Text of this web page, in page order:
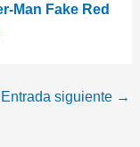
Man Fake Red
Entrada siguiente →